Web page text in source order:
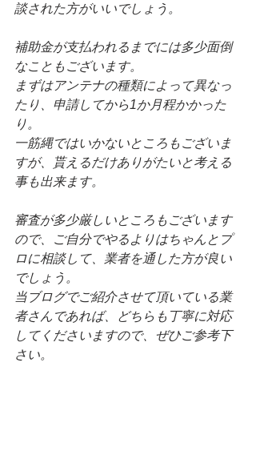
談された方がいいでしょう。
補助金が支払われるまでには多少面倒
なこともございます。
まずはアンテナの種類によって異なっ
たり、申請してから1か月程かかった
り。
一筋縄ではいかないところもございま
すが、貰えるだけありがたいと考える
事も出来ます。
審査が多少厳しいところもございます
ので、ご自分でやるよりはちゃんとプ
ロに相談して、業者を通した方が良い
でしょう。
当ブログでご紹介させて頂いている業
者さんであれば、どちらも丁寧に対応
してくださいますので、ぜひご参考下
さい。